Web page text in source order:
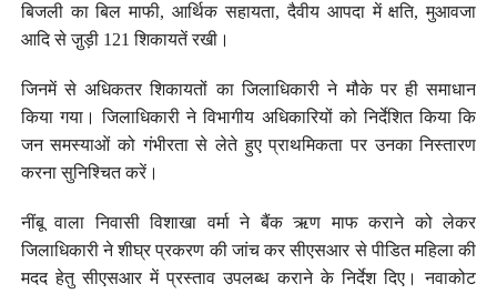
बिजली का बिल माफी, आर्थिक सहायता, दैवीय आपदा में क्षति, मुआवजा
आदि से जु़ड़ी 121 शिकायतें रखी।
जिनमें से अधिकतर शिकायतों का जिलाधिकारी ने मौके पर ही समाधान
किया गया। जिलाधिकारी ने विभागीय अधिकारियों को निर्देशित किया कि
जन समस्याओं को गंभीरता से लेते हुए प्राथमिकता पर उनका निस्तारण
करना सुनिश्चित करें।
नींबू वाला निवासी विशाखा वर्मा ने बैंक ऋण माफ कराने को लेकर
जिलाधिकारी ने शीघ्र प्रकरण की जांच कर सीएसआर से पीडित महिला की
मदद हेतु सीएसआर में प्रस्ताव उपलब्ध कराने के निर्देश दिए। नवाकोट